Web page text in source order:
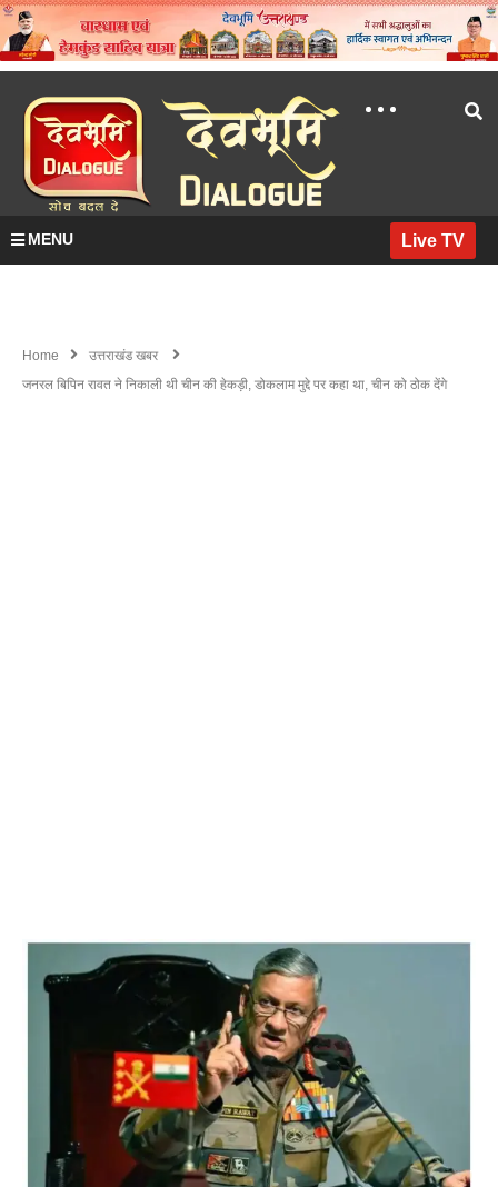
MENU Live TV
Home
उत्तराखंड खबर
जनरल बिपिन रावत ने निकाली थी चीन की हेकड़ी, डोकलाम मुद्दे पर कहा था, चीन को ठोक देंगे